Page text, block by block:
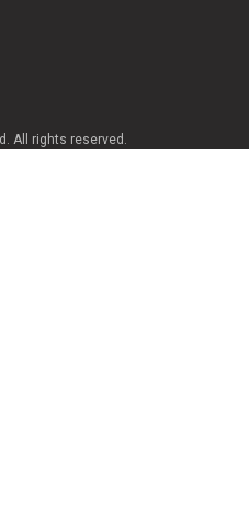
All rights reserved.